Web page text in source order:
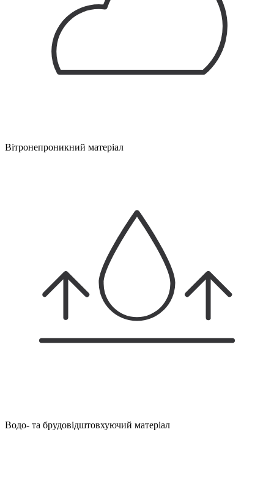
Вітронепроникний матеріал
Водо- та брудовідштовхуючий матеріал